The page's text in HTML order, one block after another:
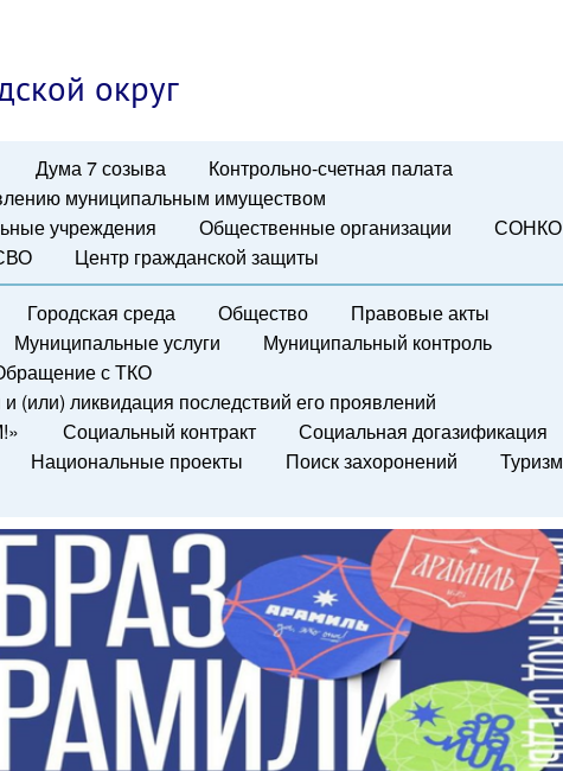
округ
Дума 7 созыва
Контрольно-счетная палата
муниципальным имуществом
учреждения Общественные организации
СОНКО
Центр гражданской защиты
Городская среда Общество
Правовые акты
Муниципальные услуги
Муниципальный контроль
с ТКО
(или) ликвидация последствий его проявлений
Социальный контракт
Социальная догазификация
Национальные проекты Поиск захоронений
Туризм